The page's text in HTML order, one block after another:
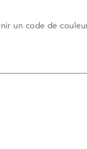
un code de